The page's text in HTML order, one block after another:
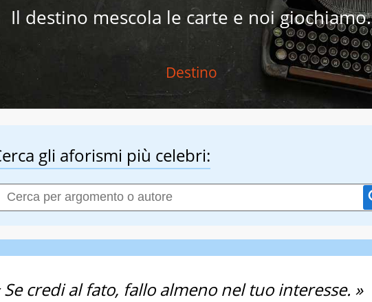
Il destino mescola le carte e noi giochiamo.
Destino
gli aforismi più celebri:
Se credi al fato, fallo almeno nel tuo interesse. »